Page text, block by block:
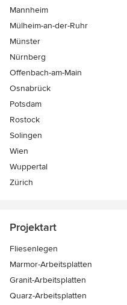
Mannheim
Mülheim-an-der-Ruhr
Münster
Nürnberg
Offenbach-am-Main
Osnabrück
Potsdam
Rostock
Solingen
Wien
Wuppertal
Zürich
Projektart
Fliesenlegen
Marmor-Arbeitsplatten
Granit-Arbeitsplatten
Quarz-Arbeitsplatten